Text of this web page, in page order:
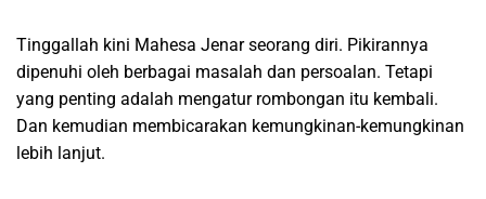
Tinggallah kini Mahesa Jenar seorang diri. Pikirannya
dipenuhi oleh berbagai masalah dan persoalan. Tetapi
yang penting adalah mengatur rombongan itu kembali.
Dan kemudian membicarakan kemungkinan-kemungkinan
lebih lanjut.